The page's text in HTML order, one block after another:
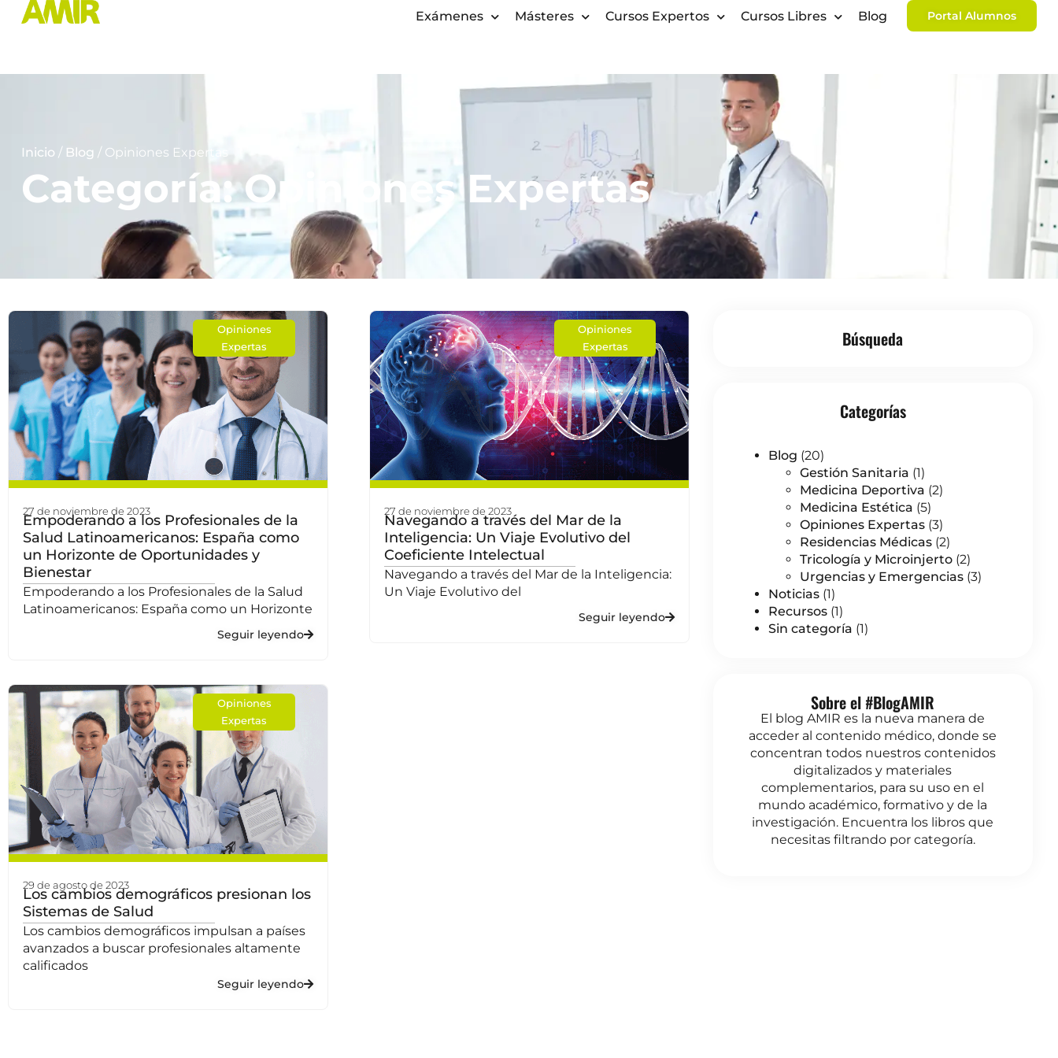
Exámenes Másteres Cursos Expertos Cursos Libres Blog Portal Alumnos
Inicio / Blog / Opiniones Expertas
Categoría: Opiniones Expertas
Opiniones
Expertas
27 de noviembre de 2023
Empoderando a los Profesionales de la
Salud Latinoamericanos: España como
un Horizonte de Oportunidades y
Bienestar
Empoderando a los Profesionales de la Salud
Latinoamericanos: España como un Horizonte
Seguir leyendo
Opiniones
Expertas
27 de noviembre de 2023
Navegando a través del Mar de la
Inteligencia: Un Viaje Evolutivo del
Coeficiente Intelectual
Navegando a través del Mar de la Inteligencia:
Un Viaje Evolutivo del
Seguir leyendo
Opiniones
Expertas
29 de agosto de 2023
Los cambios demográficos presionan los
Sistemas de Salud
Los cambios demográficos impulsan a países
avanzados a buscar profesionales altamente
calificados
Seguir leyendo
Búsqueda
Categorías
Blog (20)
Gestión Sanitaria (1)
Medicina Deportiva (2)
Medicina Estética (5)
Opiniones Expertas(3)
Residencias Médicas(2)
Tricología y Microinjerto(2)
Urgencias y Emergencias(3)
Noticias(1)
Recursos(1)
Sin categoría (1)
Sobre el #BlogAMIR
El blog AMIR es la nueva manera de
acceder al contenido médico, donde se
concentran todos nuestros contenidos
digitalizados y materiales
complementarios, para su uso en el
mundo académico, formativo y de la
investigación. Encuentra los libros que
necesitas filtrando por categoría.